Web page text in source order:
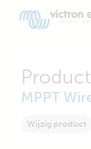
MPPT
Wijzig product